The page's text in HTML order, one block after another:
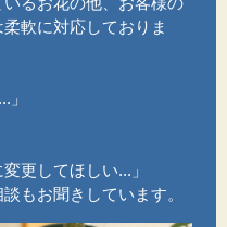
軟に対応しておりま
更してほしい...」
もお聞きしています。